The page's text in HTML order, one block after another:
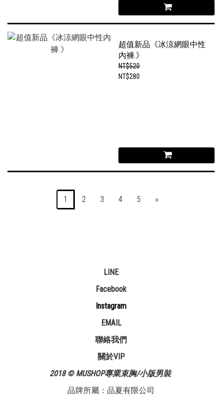
超值新品《冰涼網眼中性
內褲.》
NT$520
NT$280
1 2 3 4 5 »
LINE
Facebook
Instagram
EMAIL
聯絡我們
關於VIP
2018 © MUSHOP專業束胸/小版男裝
品牌所屬：品夏有限公司